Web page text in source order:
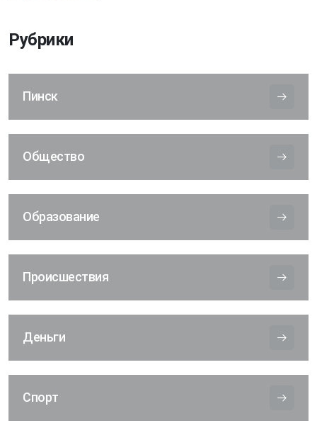
Рубрики
Пинск
Общество
Образование
Происшествия
Деньги
Спорт